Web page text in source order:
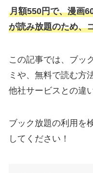
月額550円で、漫画
が読み放題のため、
この記事では、ブッ
ミや、無料で読む方
他社サービスとの違
ブック放題の利用を
してください！